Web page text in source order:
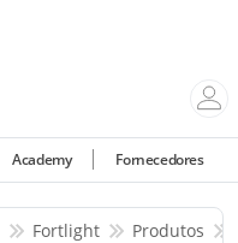
Academy Fornecedores
Fortlight Produtos